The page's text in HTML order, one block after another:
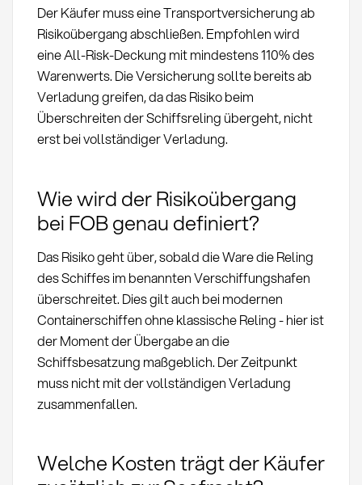
Der Käufer muss eine Transportversicherung ab
Risikoübergang abschließen. Empfohlen wird
eine All-Risk-Deckung mit mindestens 110% des
Warenwerts. Die Versicherung sollte bereits ab
Verladung greifen, da das Risiko beim
Überschreiten der Schiffsreling übergeht, nicht
erst bei vollständiger Verladung.
Wie wird der Risikoübergang
bei FOB genau definiert?
Das Risiko geht über, sobald die Ware die Reling
des Schiffes im benannten Verschiffungshafen
überschreitet. Dies gilt auch bei modernen
Containerschiffen ohne klassische Reling - hier ist
der Moment der Übergabe an die
Schiffsbesatzung maßgeblich. Der Zeitpunkt
muss nicht mit der vollständigen Verladung
zusammenfallen.
Welche Kosten trägt der Käufer